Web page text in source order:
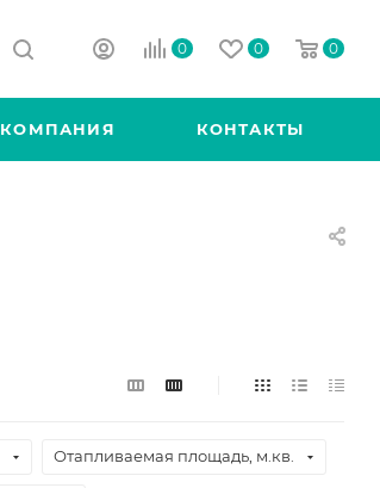
0 0 0
КОМПАНИЯ КОНТАКТЫ
Отапливаемая площадь, м.кв.